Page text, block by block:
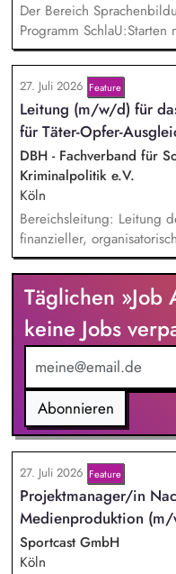
Der Bereich
Programm
"Alphabetisierung in DaZ
zukünftig weitere auf
mit den Schwerpunkten
rassismuskritisches
die Berufliche Bildung.
entwickelt in seinen
innovative
Fachkräfte mit daran
Weiterbildungsangeboten
27. Juli 2026 Feature
Lei­tung (m/w/d) für
für Tä­ter-Op­fer-
DBH - Fachverband für
Kriminalpolitik e.V.
Köln
Bereichsleitung: Leitung
finanzieller,
Abstimmung mit der
Personalverantwortung
und organisatorische
Servicebüros in den
Qualitätssicherung.
Planung, Budgetierung
von öffentlichen
Täglichen »Job
keine Jobs
Abonnieren
27. Juli 2026 Feature
Projektmanager/in
Medienproduktion
Sportcast GmbH
Köln